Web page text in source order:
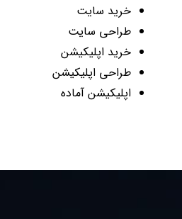
خرید سایت
طراحی سایت
خرید اپلیکیشن
طراحی اپلیکیشن
اپلیکیشن آماده